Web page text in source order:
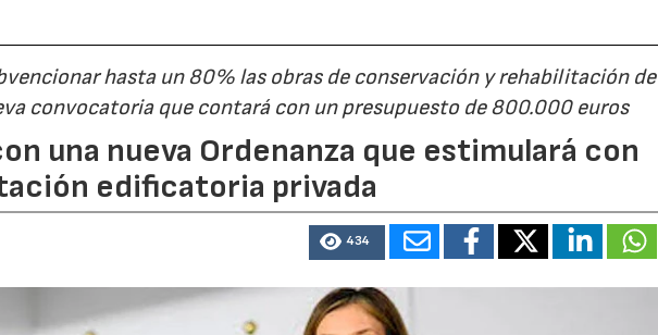
hasta un 80% las obras de conservación y rehabilitación de
convocatoria que contará con un presupuesto de 800.000 euros
una nueva Ordenanza que estimulará con
edificatoria privada
434